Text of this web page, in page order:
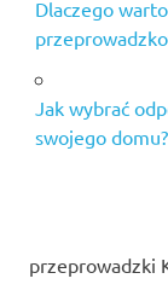
Dlaczego
Jak wybrać
swojego domu?
przeprowadzki